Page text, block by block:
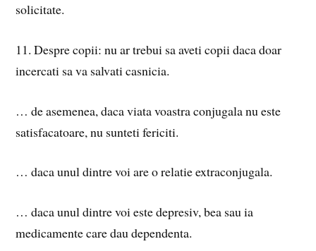
solicitate.
11. Despre copii: nu ar trebui sa aveti copii daca doar
incercati sa va salvati casnicia.
… de asemenea, daca viata voastra conjugala nu este
satisfacatoare, nu sunteti fericiti.
… daca unul dintre voi are o relatie extraconjugala.
… daca unul dintre voi este depresiv, bea sau ia
medicamente care dau dependenta.